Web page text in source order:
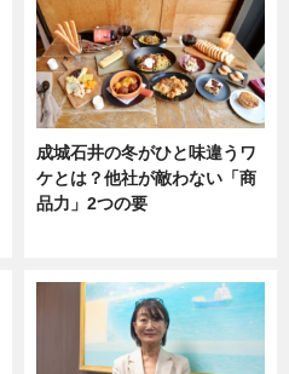
成城石井の冬がひと味違うワ
ケとは？他社が敵わない「商
品力」2つの要